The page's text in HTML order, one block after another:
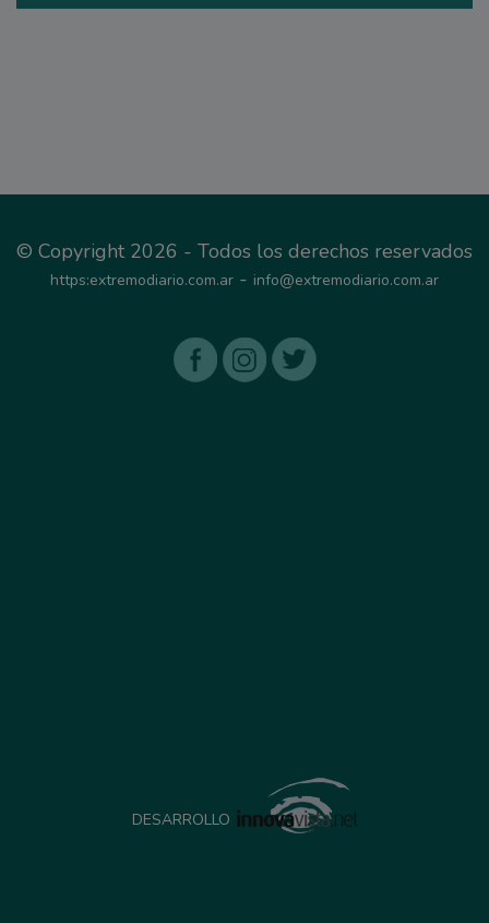
© Copyright 2026 - Todos los derechos reservados
https:extremodiario.com.ar - info@extremodiario.com.ar
DESARROLLO